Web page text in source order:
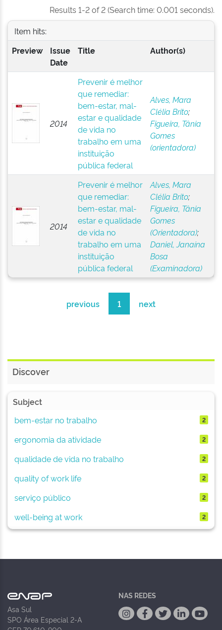
Results 1-2 of 2 (Search time: 0.001 seconds).
Item hits:
Preview
Issue
Date
Title Author(s)
2014
Prevenir é melhor
que remediar:
bem-estar, mal-
estar e qualidade
de vida no
trabalho em uma
instituição
pública federal
Alves, Mara
Clélia Brito;
Figueira, Tânia
Gomes
(orientadora)
2014
Prevenir é melhor
que remediar:
bem-estar, mal-
estar e qualidade
de vida no
trabalho em uma
instituição
pública federal
Alves, Mara
Clélia Brito;
Figueira, Tânia
Gomes
(Orientadora);
Daniel, Janaína
Bosa
(Examinadora)
previous 1 next
Discover
Subject
bem-estar no trabalho
2
ergonomia da atividade 2
qualidade de vida no trabalho 2
quality of work life 2
serviço público 2
well-being at work 2
Asa Sul
SPO Área Especial 2-A
NAS REDES